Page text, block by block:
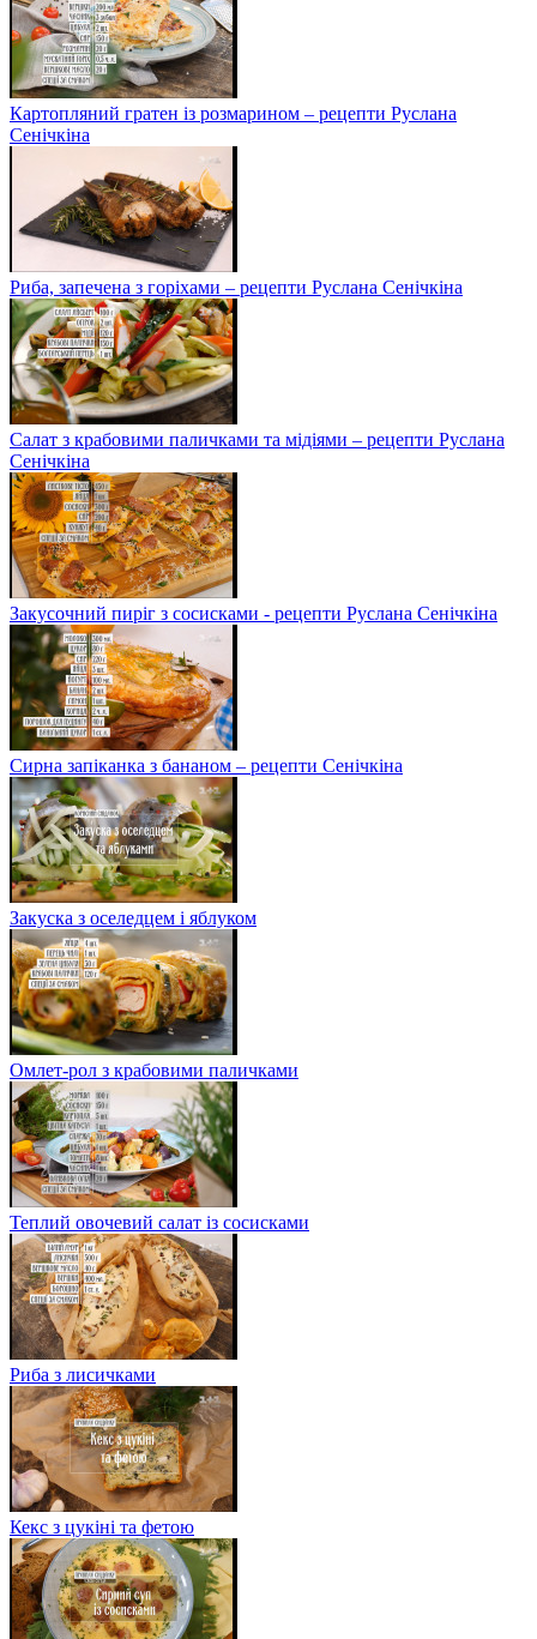
Картопляний гратен із розмарином – рецепти Руслана
Сенічкіна
Риба, запечена з горіхами – рецепти Руслана Сенічкіна
Салат з крабовими паличками та мідіями – рецепти Руслана
Сенічкіна
Закусочний пиріг з сосисками - рецепти Руслана Сенічкіна
Сирна запіканка з бананом – рецепти Сенічкіна
Закуска з оселедцем і яблуком
Омлет-рол з крабовими паличками
Теплий овочевий салат із сосисками
Риба з лисичками
Кекс з цукіні та фетою